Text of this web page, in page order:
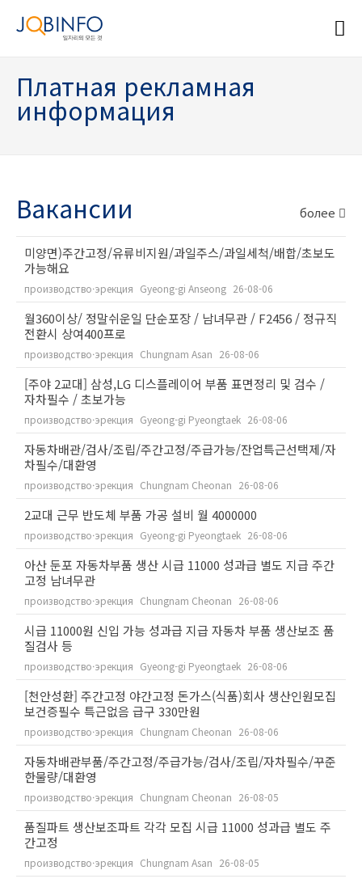
Платная рекламная
информация
Вакансии более
미양면)주간고정/유류비지원/과일주스/과일세척/배합/초보도
가능해요
производство·эрекция Gyeong-gi Anseong 26-08-06
월360이상/ 정말쉬운일 단순포장 / 남녀무관 / F2456 / 정규직
전환시 상여400프로
производство·эрекция Chungnam Asan 26-08-06
[주야 2교대] 삼성,LG 디스플레이어 부품 표면정리 및 검수 /
자차필수 / 초보가능
производство·эрекция Gyeong-gi Pyeongtaek 26-08-06
자동차배관/검사/조립/주간고정/주급가능/잔업특근선택제/자
차필수/대환영
производство·эрекция Chungnam Cheonan 26-08-06
2교대 근무 반도체 부품 가공 설비 월 4000000
производство·эрекция Gyeong-gi Pyeongtaek 26-08-06
아산 둔포 자동차부품 생산 시급 11000 성과급 별도 지급 주간
고정 남녀무관
производство·эрекция Chungnam Cheonan 26-08-06
시급 11000원 신입 가능 성과급 지급 자동차 부품 생산보조 품
질검사 등
производство·эрекция Gyeong-gi Pyeongtaek 26-08-06
[천안성환] 주간고정 야간고정 돈가스(식품)회사 생산인원모집
보건증필수 특근없음 급구 330만원
производство·эрекция Chungnam Cheonan 26-08-06
자동차배관부품/주간고정/주급가능/검사/조립/자차필수/꾸준
한물량/대환영
производство·эрекция Chungnam Cheonan 26-08-05
품질파트 생산보조파트 각각 모집 시급 11000 성과급 별도 주
간고정
производство·эрекция Chungnam Asan 26-08-05